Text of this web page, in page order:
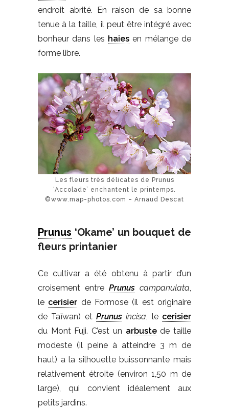
endroit abrité. En raison de sa bonne
tenue à la taille, il peut être intégré avec
bonheur dans les haies en mélange de
forme libre.
Les fleurs très délicates de Prunus
‘Accolade’ enchantent le printemps.
©www.map-photos.com – Arnaud Descat
Prunus ‘Okame’ un bouquet de
fleurs printanier
Ce cultivar a été obtenu à partir d’un
croisement entre Prunus campanulata
le cerisier de Formose (il est originaire
de Taïwan) et Prunus incisa , le cerisier
du Mont Fuji. C’est un arbustede taille
modeste (il peine à atteindre 3 m de
haut) a la silhouette buissonnante mais
relativement étroite (environ 1,50 m de
large), qui convient idéalement aux
petits jardins.